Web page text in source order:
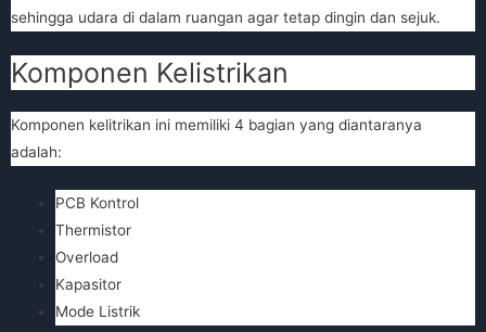
sehingga udara di dalam ruangan agar tetap dingin dan sejuk.
Komponen Kelistrikan
Komponen kelitrikan ini memiliki 4 bagian yang diantaranya
adalah:
PCB Kontrol
Thermistor
Overload
Kapasitor
Mode Listrik